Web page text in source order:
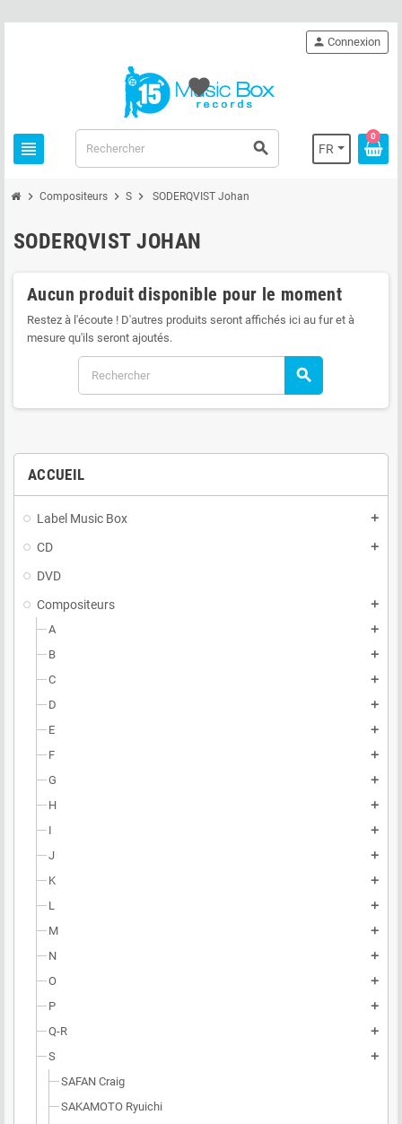
view_headline search FR
person Connexion
0
favorite
chevron_right Compositeurs chevron_right S chevron_right SODERQVIST Johan
ACCUEIL
Label Music Box add
CD add
DVD
Compositeurs
add
A add
B add
C add
D add
E add
F add
G add
H add
I add
J add
K add
L add
M add
N add
O add
P add
Q-R add
S add
SAFAN Craig
SAKAMOTO Ryuichi
SODERQVIST JOHAN
Aucun produit disponible pour le moment
Restez à l'écoute ! D'autres produits seront affichés ici au fur et à
mesure qu'ils seront ajoutés.
search